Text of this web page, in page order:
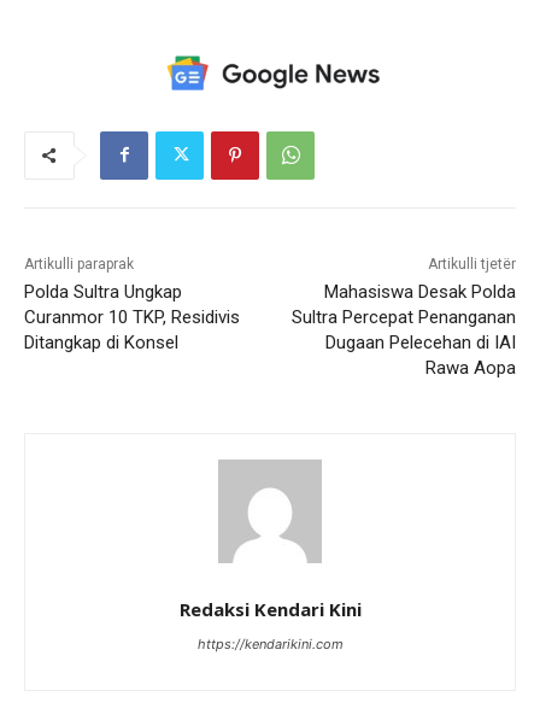
Artikulli paraprak
Polda Sultra Ungkap
Curanmor 10 TKP, Residivis
Ditangkap di Konsel
Artikulli tjetër
Mahasiswa Desak Polda
Sultra Percepat Penanganan
Dugaan Pelecehan di IAI
Rawa Aopa
Redaksi Kendari Kini
https://kendarikini.com